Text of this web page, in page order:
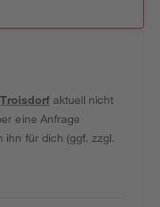
Troisdorfaktuell nicht
eine Anfrage
ihn für dich (ggf. zzgl.